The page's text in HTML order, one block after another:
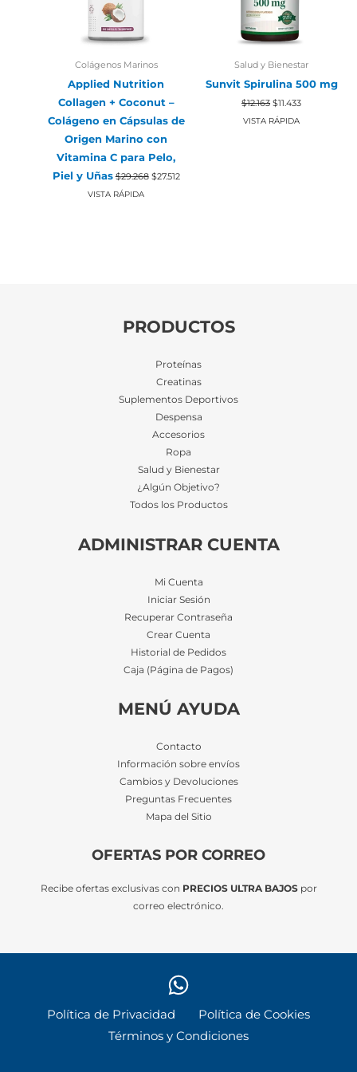
Colágenos Marinos
Applied Nutrition
Collagen + Coconut –
Colágeno en Cápsulas de
Origen Marino con
Vitamina C para Pelo,
Piel y Uñas $29.268 El
precio
$27.512El
precio
VISTA RÁPIDA
Salud y Bienestar
Sunvit Spirulina 500 mg
$12.163 El
precio
original
$11.433El
precio
VISTA RÁPIDA
PRODUCTOS
Proteínas
Creatinas
Suplementos Deportivos
Despensa
Accesorios
Ropa
Salud y Bienestar
¿Algún Objetivo?
Todos los Productos
ADMINISTRAR CUENTA
Mi Cuenta
Iniciar Sesión
Recuperar Contraseña
Crear Cuenta
Historial de Pedidos
Caja (Página de Pagos)
MENÚ AYUDA
Contacto
Información sobre envíos
Cambios y Devoluciones
Preguntas Frecuentes
Mapa del Sitio
OFERTAS POR CORREO
Recibe ofertas exclusivas con PRECIOS ULTRA BAJOSpor
correo electrónico.
Política de Privacidad
Política de Cookies
Términos y Condiciones